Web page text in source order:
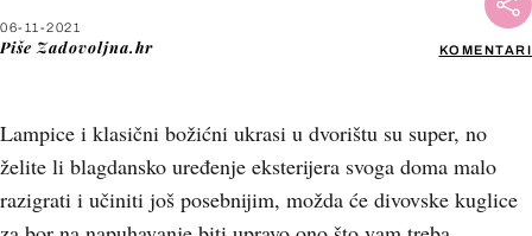
06-11-2021
Piše Zadovoljna.hr KOMENTARI
Lampice i klasični božićni ukrasi u dvorištu su super, no
želite li blagdansko uređenje eksterijera svoga doma malo
razigrati i učiniti još posebnijim, možda će divovske kuglice